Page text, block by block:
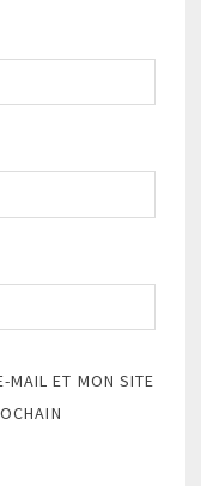
MAIL ET MON SITE